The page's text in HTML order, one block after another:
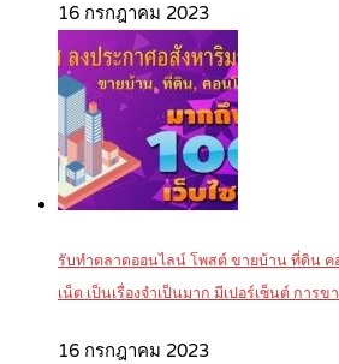
16 กรกฎาคม 2023
รับทำตลาดออนไลน์ โพสต์ ขายบ้าน ที่ดิน ค
เน็ต เป็นเรื่องจำเป็นมาก มีเปอร์เซ็นต์ การข
16 กรกฎาคม 2023